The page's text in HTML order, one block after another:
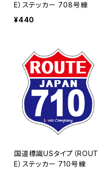
E）ステッカー 708号線
¥440
国道標識USタイプ（ROUT
E）ステッカー 710号線